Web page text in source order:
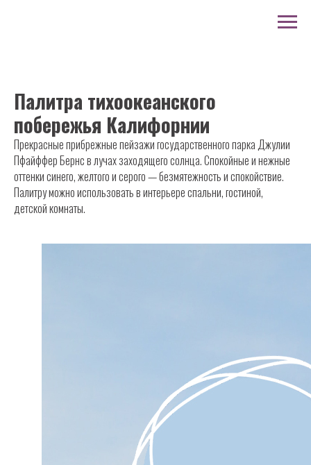
Палитра тихоокеанского
побережья Калифорнии
Прекрасные прибрежные пейзажи государственного парка Джулии
Пфайффер Бернс в лучах заходящего солнца. Спокойные и нежные
оттенки синего, желтого и серого — безмятежность и спокойствие.
Палитру можно использовать в интерьере спальни, гостиной,
детской комнаты.